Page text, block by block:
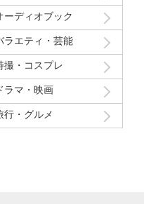
年間ランキング
ーディオブック
ラエティ・芸能
撮・コスプレ
ラマ・映画
行・グルメ